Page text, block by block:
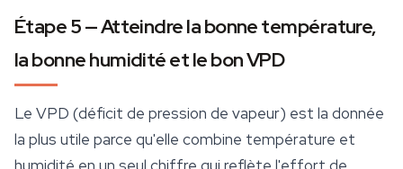
Étape 5 — Atteindre la bonne température,
la bonne humidité et le bon VPD
Le VPD (déficit de pression de vapeur) est la donnée
la plus utile parce qu'elle combine température et